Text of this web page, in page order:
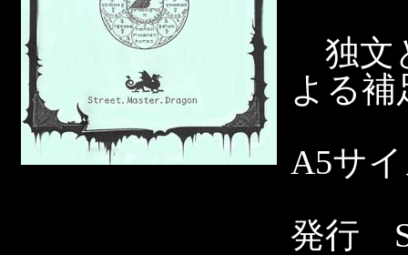
独文
よる
A5サ
発行